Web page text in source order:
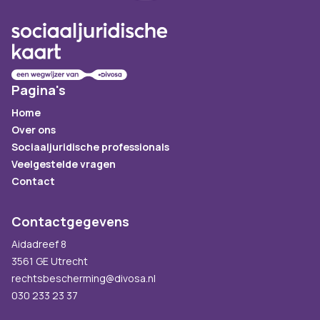
Pagina's
Home
Over ons
Sociaaljuridische professionals
Veelgestelde vragen
Contact
Contactgegevens
Aidadreef 8
3561 GE Utrecht
rechtsbescherming@divosa.nl
030 233 23 37